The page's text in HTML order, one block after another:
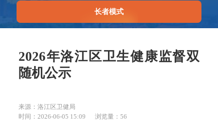
长者模式
2026年洛江区卫生健康监督双
随机公示
来源：洛江区卫健局
时间：2026-06-05 15:09
浏览量： 56